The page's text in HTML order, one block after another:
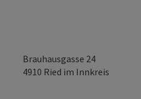
Brauhausgasse 24
4910 Ried im Innkreis